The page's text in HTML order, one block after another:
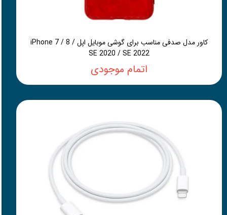
کاور مدل صدفی مناسب برای گوشی موبایل اپل iPhone 7 / 8 /
SE 2020 / SE 2022
اتمام موجودی